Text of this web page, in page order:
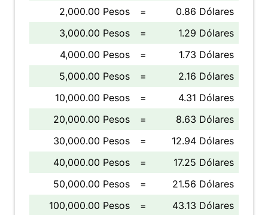
2,000.00 Pesos
=
0.86 Dólares
3,000.00 Pesos
=
1.29 Dólares
4,000.00 Pesos
=
1.73 Dólares
5,000.00 Pesos
=
2.16 Dólares
10,000.00 Pesos
=
4.31 Dólares
20,000.00 Pesos
=
8.63 Dólares
30,000.00 Pesos
=
12.94 Dólares
40,000.00 Pesos
=
17.25 Dólares
50,000.00 Pesos
=
21.56 Dólares
100,000.00 Pesos
= 43.13 Dólares